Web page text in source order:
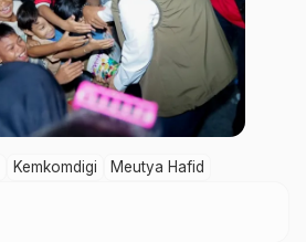
Kemkomdigi Meutya Hafid